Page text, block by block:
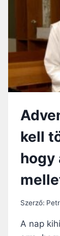
kell
hogy
Szerző:
A nap